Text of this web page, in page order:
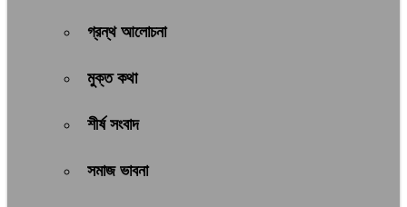
গ্রন্থ আলোচনা
মুক্ত কথা
শীর্ষ সংবাদ
সমাজ ভাবনা